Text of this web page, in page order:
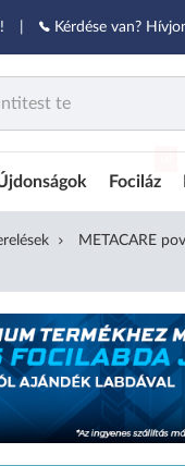
Kérdése van?
Fociláz
METACARE